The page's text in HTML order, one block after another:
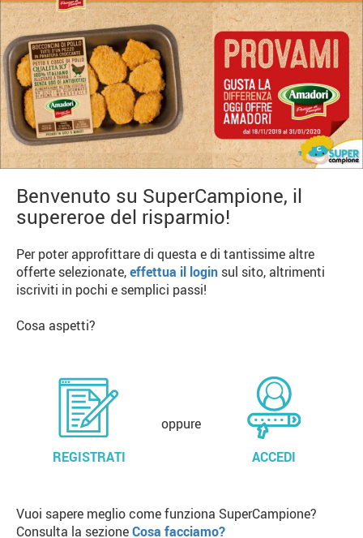
Benvenuto su SuperCampione, il
supereroe del risparmio!
Per poter approfittare di questa e di tantissime altre
offerte selezionate,effettua il login sul sito, altrimenti
iscriviti in pochi e semplici passi!
Cosa aspetti?
REGISTRATI
oppure
ACCEDI
Vuoi sapere meglio come funziona SuperCampione?
Consulta la sezioneCosa facciamo?